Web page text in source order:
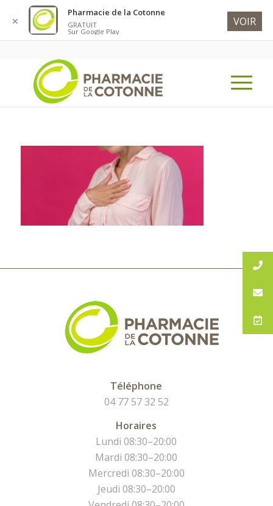
Téléphone
04 77 57 32 52
Horaires
Lundi 08:30–20:00
Mardi 08:30–20:00
Mercredi 08:30–20:00
Jeudi 08:30–20:00
✕
Pharmacie de la Cotonne
GRATUIT
Sur Google Play
VOIR